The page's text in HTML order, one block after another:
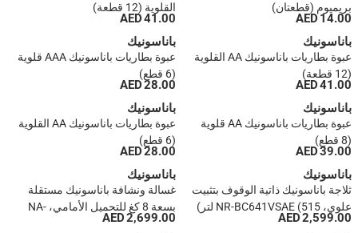
بريميوم (قطعتان)
14.00 AED
القلوية (12 قطعة)
41.00 AED
باناسونيك
عبوة بطاريات باناسونيك AA القلوية
(12 قطعة)
41.00 AED
باناسونيك
عبوة بطاريات باناسونيك AAA قلوية
(6 قطع)
28.00 AED
باناسونيك
عبوة بطاريات باناسونيك AA قلوية
(8 قطع)
39.00 AED
باناسونيك
عبوة بطاريات باناسونيك AA القلوية
(6 قطع)
28.00 AED
باناسونيك
ثلاجة باناسونيك ذاتية الوقوف بتثبيت
علوي، NR-BC641VSAE (515 لتر)
2,599.00 AED
باناسونيك
غسالة ونشافة باناسونيك مستقلة
بسعة 8 كغ للتحميل الأمامي، NA-
2,699.00 AED